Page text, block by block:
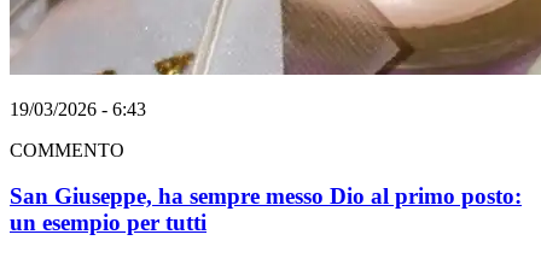
19/03/2026 - 6:43
COMMENTO
San Giuseppe, ha sempre messo Dio al primo posto:
un esempio per tutti